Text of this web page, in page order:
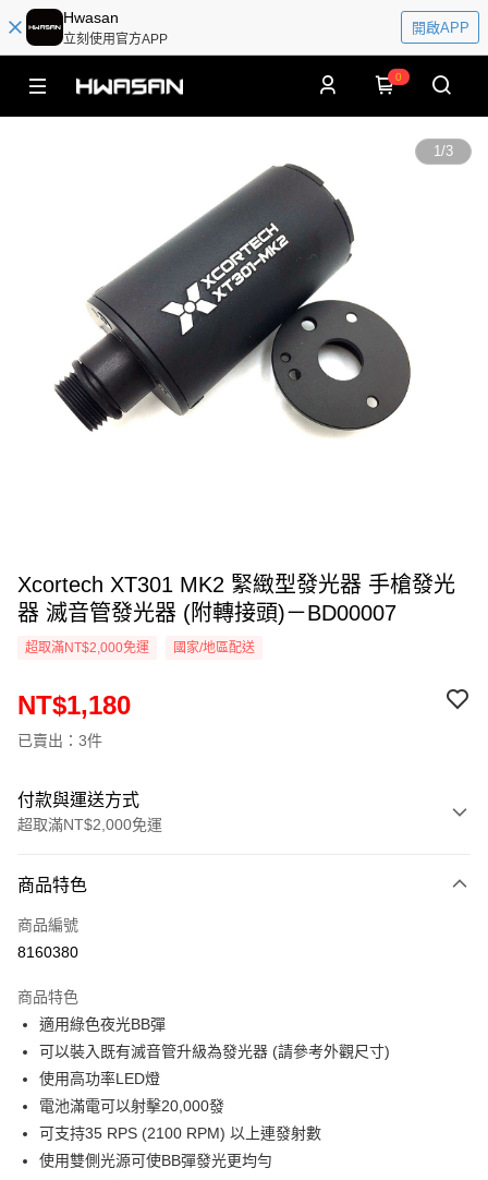
Hwasan
立刻使用官方APP
開啟APP
0
1/3
Xcortech XT301 MK2 緊緻型發光器 手槍發光
器 滅音管發光器 (附轉接頭)－BD00007
超取滿NT$2,000免運 國家/地區配送
NT$1,180
已賣出：3件
付款與運送方式
超取滿NT$2,000免運
信用卡一次付款
信用卡分期付款
合作金庫商業銀行
華南商業銀行
上海商業儲蓄銀行
台北富邦商業銀行
國泰世華商業銀行
臺灣中小企業銀行
匯豐（台灣）商業銀行
華泰商業銀行
聯邦商業銀行
遠東國際商業銀行
元大商業銀行
永豐商業銀行
超商取貨付款
LINE Pay
Apple Pay
街口支付
商品特色
商品編號
8160380
商品特色
適用綠色夜光BB彈
可以裝入既有滅音管升級為發光器 (請參考外觀尺寸)
使用高功率LED燈
電池滿電可以射擊20,000發
可支持35 RPS (2100 RPM) 以上連發射數
使用雙側光源可使BB彈發光更均勻